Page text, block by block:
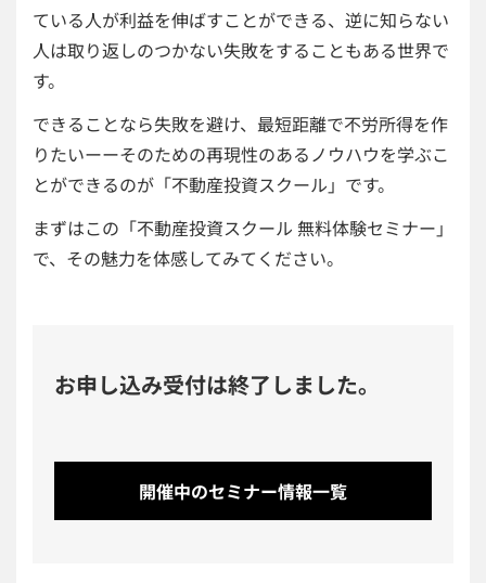
ている人が利益を伸ばすことができる、逆に知らない
人は取り返しのつかない失敗をすることもある世界で
す。
できることなら失敗を避け、最短距離で不労所得を作
りたいーーそのための再現性のあるノウハウを学ぶこ
とができるのが「不動産投資スクール」です。
まずはこの「不動産投資スクール 無料体験セミナー」
で、その魅力を体感してみてください。
お申し込み受付は終了しました。
開催中のセミナー情報一覧